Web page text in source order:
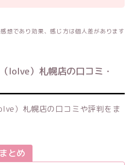
想であり効果、感じ方は個人差があります
loIve）札幌店の口コミ・
）札幌店の口コミや評判をま
とめ